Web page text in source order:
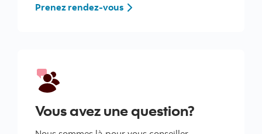
Prenez rendez-vous
Vous avez une question?